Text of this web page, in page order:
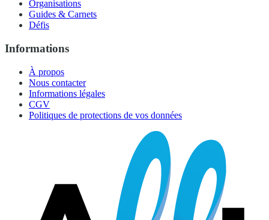
Organisations
Guides & Carnets
Défis
Informations
À propos
Nous contacter
Informations légales
CGV
Politiques de protections de vos données